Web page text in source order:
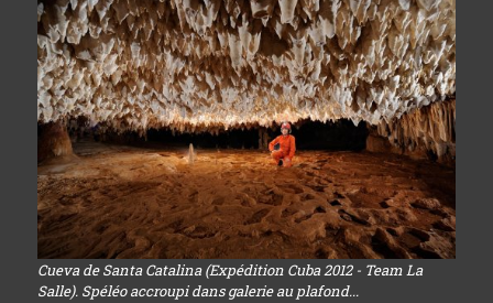
Cueva de Santa Catalina (Expédition Cuba 2012 - Team La
Salle). Spéléo accroupi dans galerie au plafond...